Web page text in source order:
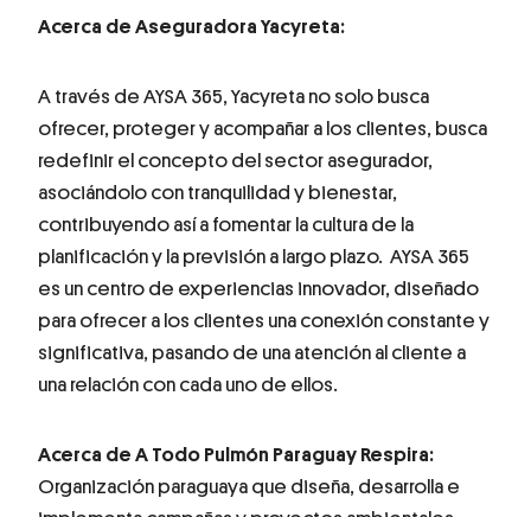
Acerca de Aseguradora Yacyreta:
A través de AYSA 365, Yacyreta no solo busca
ofrecer, proteger y acompañar a los clientes, busca
redefinir el concepto del sector asegurador,
asociándolo con tranquilidad y bienestar,
contribuyendo así a fomentar la cultura de la
planificación y la previsión a largo plazo. AYSA 365
es un centro de experiencias innovador, diseñado
para ofrecer a los clientes una conexión constante y
significativa, pasando de una atención al cliente a
una relación con cada uno de ellos.
Acerca de A Todo Pulmón Paraguay Respira:
Organización paraguaya que diseña, desarrolla e